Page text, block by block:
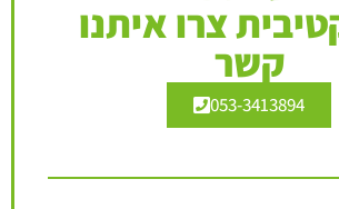
צרו איתנו
קשר
053-3413894